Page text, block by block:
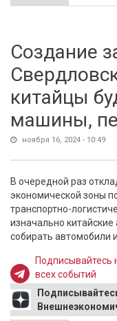
Создание
китайцы
машины,
ноября 16, 2024 - 10:49
В очередной раз
экономической зоны
транспортно-
изначально
собирать автомобили
Подписывайтесь
всех событий